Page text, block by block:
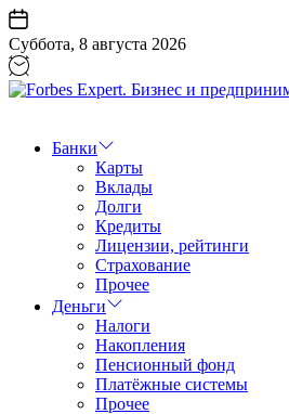
Перейти
к
содержанию
Суббота, 8 августа 2026
Бизнес
предпринимательство
Банки
Карты
Вклады
Долги
Кредиты
Лицензии, рейтинги
Страхование
Прочее
Деньги
Налоги
Накопления
Пенсионный фонд
Платёжные системы
Прочее